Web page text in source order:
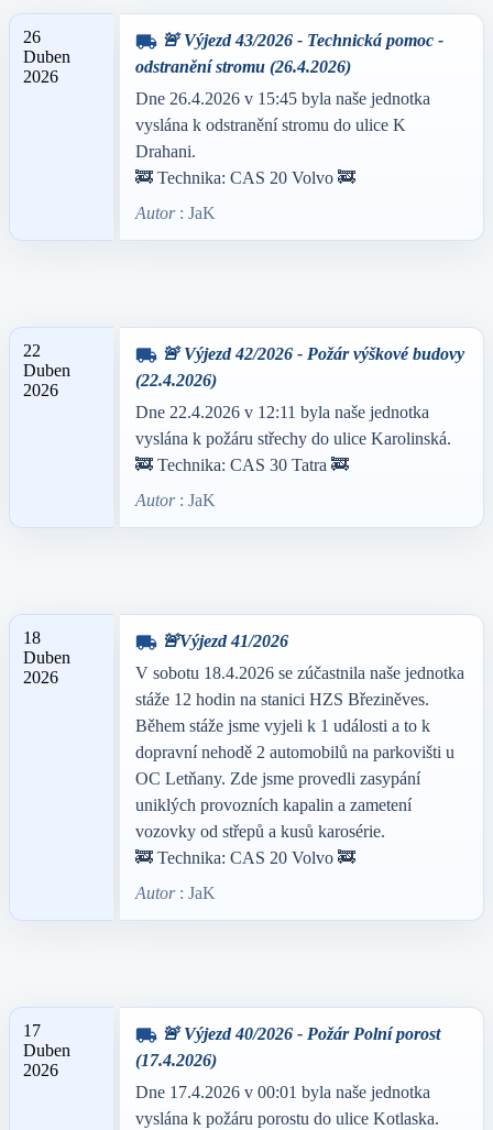
26
Duben
2026
local_shipping 🚨 Výjezd 43/2026 - Technická pomoc -
odstranění stromu (26.4.2026)
Dne 26.4.2026 v 15:45 byla naše jednotka
vyslána k odstranění stromu do ulice K
Drahani.
🚒 Technika: CAS 20 Volvo 🚒
Autor: JaK
22
Duben
2026
local_shipping 🚨 Výjezd 42/2026 - Požár výškové budovy
(22.4.2026)
Dne 22.4.2026 v 12:11 byla naše jednotka
vyslána k požáru střechy do ulice Karolinská.
🚒 Technika: CAS 30 Tatra 🚒
Autor: JaK
18
Duben
2026
local_shipping 🚨Výjezd 41/2026
V sobotu 18.4.2026 se zúčastnila naše jednotka
stáže 12 hodin na stanici HZS Březiněves.
Během stáže jsme vyjeli k 1 události a to k
dopravní nehodě 2 automobilů na parkovišti u
OC Letňany. Zde jsme provedli zasypání
uniklých provozních kapalin a zametení
vozovky od střepů a kusů karosérie.
🚒 Technika: CAS 20 Volvo 🚒
Autor: JaK
17
Duben
2026
local_shipping 🚨 Výjezd 40/2026 - Požár Polní porost
(17.4.2026)
Dne 17.4.2026 v 00:01 byla naše jednotka
vyslána k požáru porostu do ulice Kotlaska.